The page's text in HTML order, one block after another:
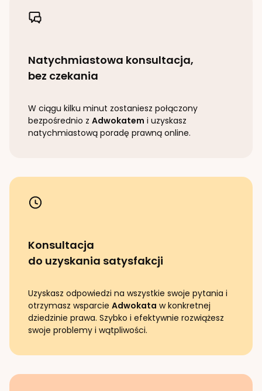
Natychmiastowa konsultacja,
bez czekania
W ciągu kilku minut zostaniesz połączony
bezpośrednio z Adwokatem i uzyskasz
natychmiastową poradę prawną online.
Konsultacja
do uzyskania satysfakcji
Uzyskasz odpowiedzi na wszystkie swoje pytania i
otrzymasz wsparcie Adwokata w konkretnej
dziedzinie prawa. Szybko i efektywnie rozwiążesz
swoje problemy i wątpliwości.